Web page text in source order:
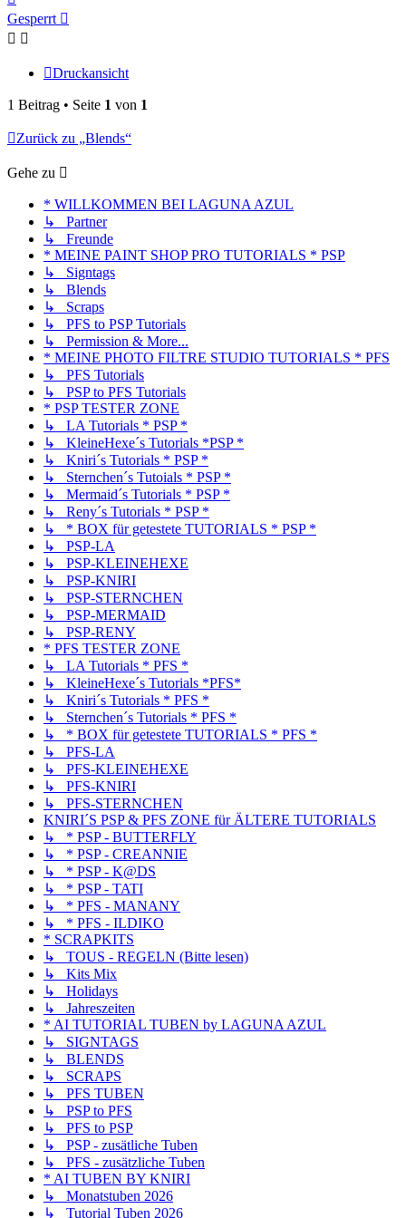
oben
Gesperrt
Druckansicht
1 Beitrag • Seite 1 von 1
Zurück zu „Blends“
Gehe zu
* WILLKOMMEN BEI LAGUNA AZUL
↳ Partner
↳ Freunde
* MEINE PAINT SHOP PRO TUTORIALS * PSP
↳ Signtags
↳ Blends
↳ Scraps
↳ PFS to PSP Tutorials
↳ Permission & More...
* MEINE PHOTO FILTRE STUDIO TUTORIALS * PFS
↳ PFS Tutorials
↳ PSP to PFS Tutorials
* PSP TESTER ZONE
↳ LA Tutorials * PSP *
↳ KleineHexe´s Tutorials *PSP *
↳ Kniri´s Tutorials * PSP *
↳ Sternchen´s Tutoials * PSP *
↳ Mermaid´s Tutorials * PSP *
↳ Reny´s Tutorials * PSP *
↳ * BOX für getestete TUTORIALS * PSP *
↳ PSP-LA
↳ PSP-KLEINEHEXE
↳ PSP-KNIRI
↳ PSP-STERNCHEN
↳ PSP-MERMAID
↳ PSP-RENY
* PFS TESTER ZONE
↳ LA Tutorials * PFS *
↳ KleineHexe´s Tutorials *PFS*
↳ Kniri´s Tutorials * PFS *
↳ Sternchen´s Tutorials * PFS *
↳ * BOX für getestete TUTORIALS * PFS *
↳ PFS-LA
↳ PFS-KLEINEHEXE
↳ PFS-KNIRI
↳ PFS-STERNCHEN
KNIRI´S PSP & PFS ZONE für ÄLTERE TUTORIALS
↳ * PSP - BUTTERFLY
↳ * PSP - CREANNIE
↳ * PSP - K@DS
↳ * PSP - TATI
↳ * PFS - MANANY
↳ * PFS - ILDIKO
* SCRAPKITS
↳ TOUS - REGELN (Bitte lesen)
↳ Kits Mix
↳ Holidays
↳ Jahreszeiten
* AI TUTORIAL TUBEN by LAGUNA AZUL
↳ SIGNTAGS
↳ BLENDS
↳ SCRAPS
↳ PFS TUBEN
↳ PSP to PFS
↳ PFS to PSP
↳ PSP - zusätliche Tuben
↳ PFS - zusätzliche Tuben
* AI TUBEN BY KNIRI
↳ Monatstuben 2026
↳ Tutorial Tuben 2026